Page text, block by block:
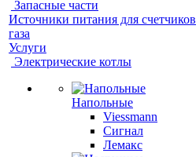
Запасные части
Источники питания для счетчиков
газа
Услуги
Электрические котлы
Напольные
Viessmann
Сигнал
Лемакс